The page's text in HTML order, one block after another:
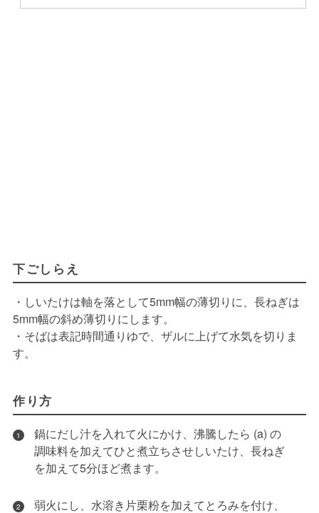
下ごしらえ
・しいたけは軸を落として5mm幅の薄切りに、長ねぎは
5mm幅の斜め薄切りにします。
・そばは表記時間通りゆで、ザルに上げて水気を切りま
す。
作り方
1
鍋にだし汁を入れて火にかけ、沸騰したら (a) の
調味料を加えてひと煮立ちさせしいたけ、長ねぎ
を加えて5分ほど煮ます。
2 弱火にし、水溶き片栗粉を加えてとろみを付け、